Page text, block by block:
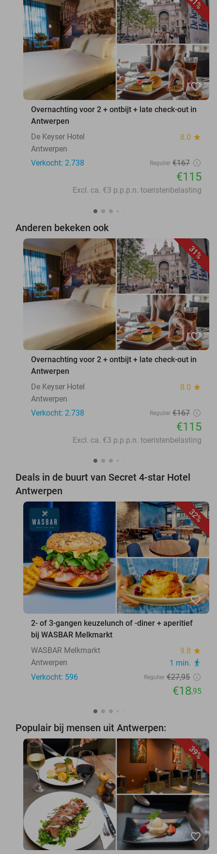
favorite_border
Overnachting voor 2 + ontbijt + late check-out in
Antwerpen
De Keyser Hotel
8.0 star
Antwerpen
Verkocht: 2.738
Regulier €167
€115
Excl. ca. €3 p.p.p.n. toeristenbelasting
Anderen bekeken ook
31%
favorite_border
Overnachting voor 2 + ontbijt + late check-out in
Antwerpen
De Keyser Hotel
8.0 star
Antwerpen
Verkocht: 2.738
Regulier €167
€115
Excl. ca. €3 p.p.p.n. toeristenbelasting
Deals in de buurt van Secret 4-star Hotel
Antwerpen
32%
favorite_border
2- of 3-gangen keuzelunch of -diner + aperitief
bij WASBAR Melkmarkt
WASBAR Melkmarkt
9.8 star
Antwerpen 1 min. directions_walk
Verkocht: 596 Regulier €27,95
€18,95
Populair bij mensen uit Antwerpen:
39%
favorite_border